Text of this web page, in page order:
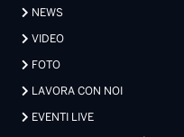
NEWS
VIDEO
FOTO
LAVORA CON NOI
EVENTI LIVE